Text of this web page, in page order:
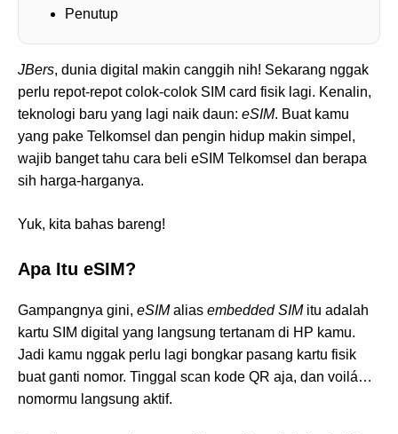
Penutup
JBers, dunia digital makin canggih nih! Sekarang nggak
perlu repot-repot colok-colok SIM card fisik lagi. Kenalin,
teknologi baru yang lagi naik daun: eSIM. Buat kamu
yang pake Telkomsel dan pengin hidup makin simpel,
wajib banget tahu cara beli eSIM Telkomsel dan berapa
sih harga-harganya.
Yuk, kita bahas bareng!
Apa Itu eSIM?
Gampangnya gini, eSIM alias embedded SIM itu adalah
kartu SIM digital yang langsung tertanam di HP kamu.
Jadi kamu nggak perlu lagi bongkar pasang kartu fisik
buat ganti nomor. Tinggal scan kode QR aja, dan voilá…
nomormu langsung aktif.